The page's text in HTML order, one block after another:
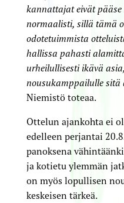
kannattajat eivät
normaalisti, sillä tämä
odotetuimmista
hallissa pahasti
urheilullisesti ikävä
nousukamppailulle sitä
Niemistö toteaa.
Ottelun ajankohta ei
edelleen perjantai
panoksena
ja kotietu ylemmän
on myös lopullisen
keskeisen tärkeä.